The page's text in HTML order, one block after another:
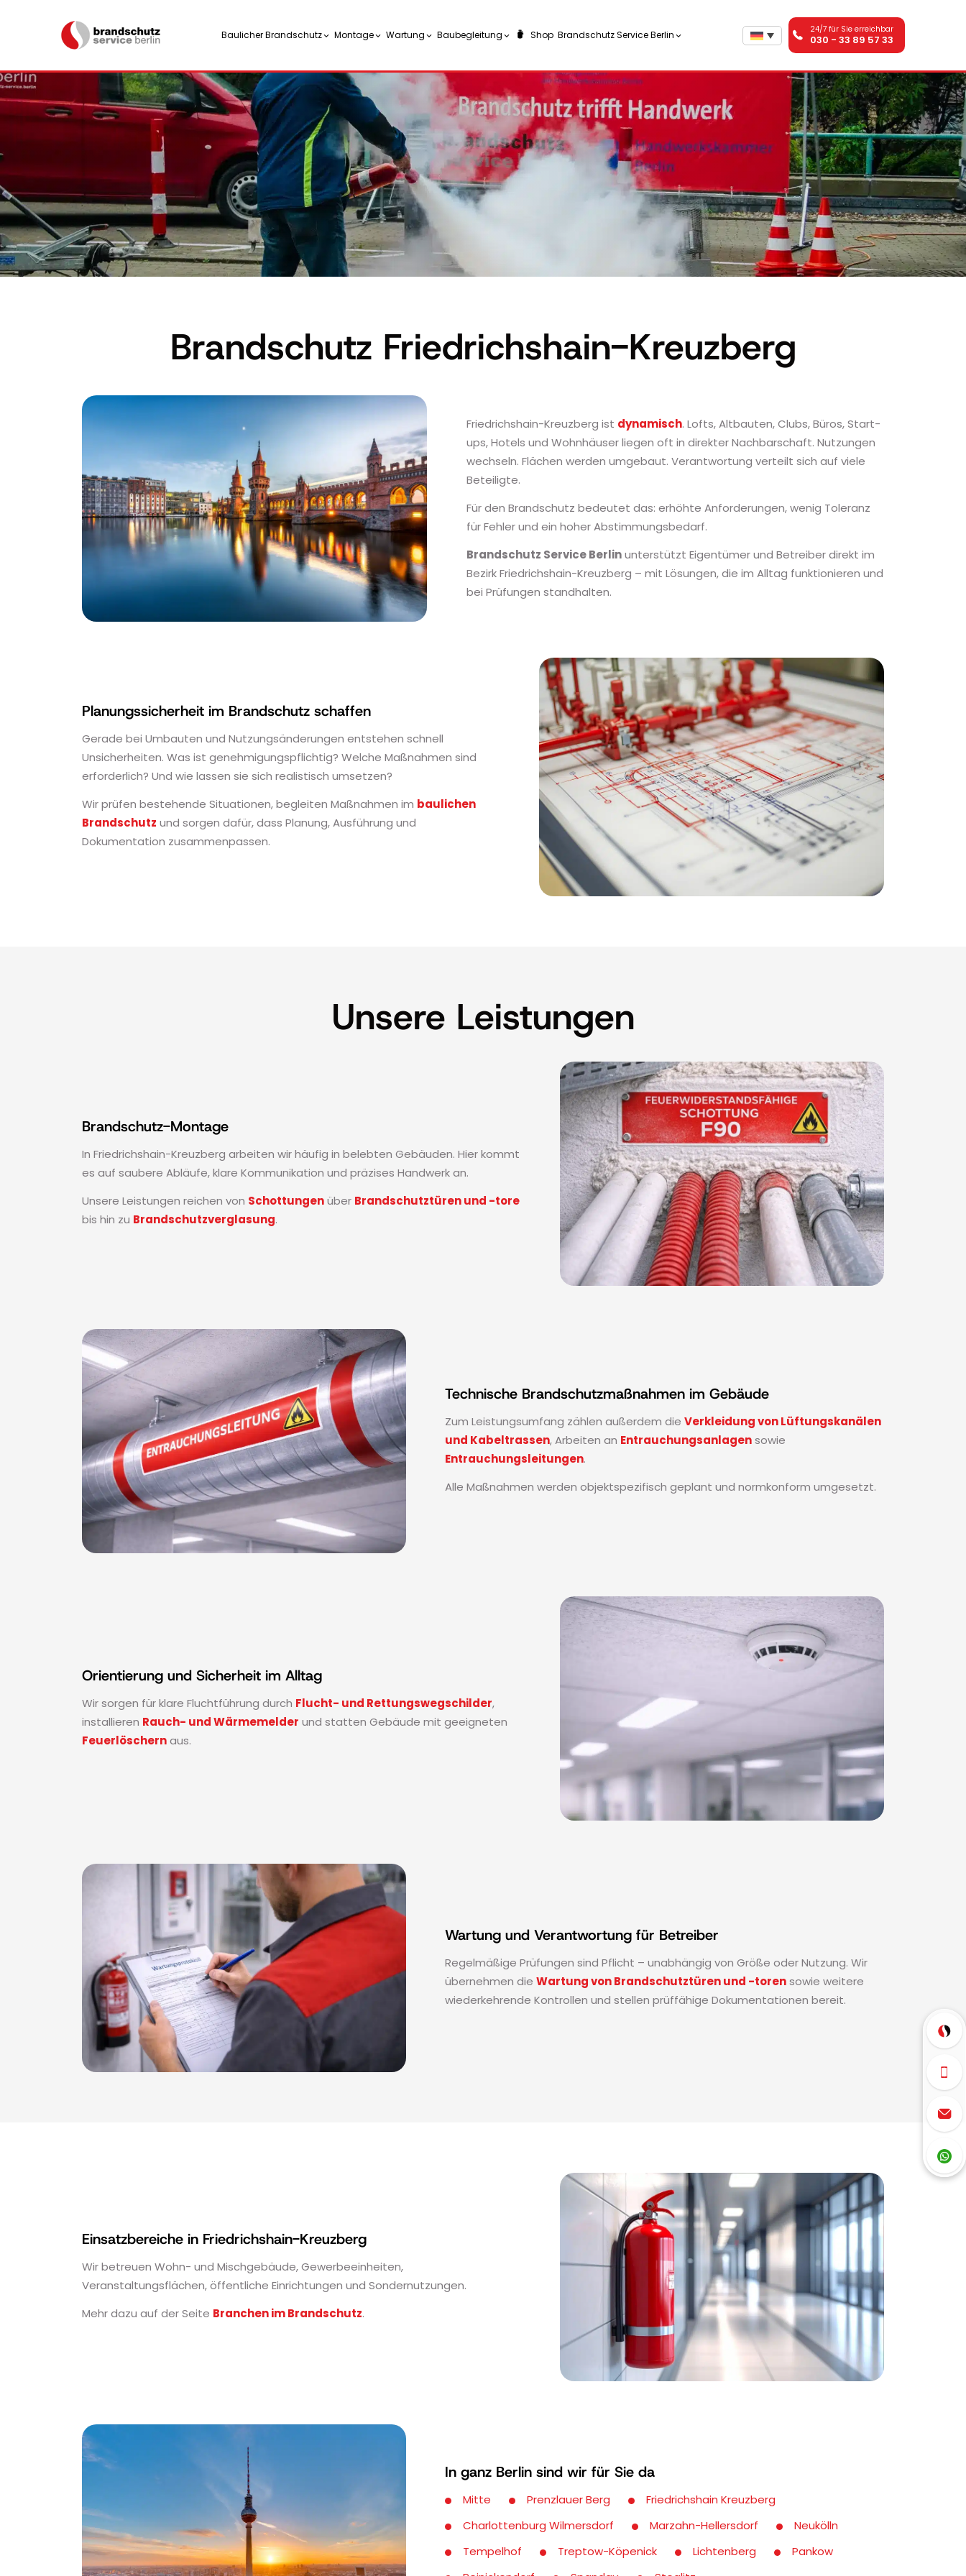
Baulicher Brandschutz Montage Wartung Baubegleitung Shop Brandschutz Service Berlin 24/7 für Sie erreichbar
030 - 33 89 57 33
Brandschutz Friedrichshain-Kreuzberg
Friedrichshain-Kreuzberg ist dynamisch. Lofts, Altbauten, Clubs, Büros, Start-
ups, Hotels und Wohnhäuser liegen oft in direkter Nachbarschaft. Nutzungen
wechseln. Flächen werden umgebaut. Verantwortung verteilt sich auf viele
Beteiligte.
Für den Brandschutz bedeutet das: erhöhte Anforderungen, wenig Toleranz
für Fehler und ein hoher Abstimmungsbedarf.
Brandschutz Service Berlinunterstützt Eigentümer und Betreiber direkt im
Bezirk Friedrichshain-Kreuzberg – mit Lösungen, die im Alltag funktionieren und
bei Prüfungen standhalten.
Planungssicherheit im Brandschutz schaffen
Gerade bei Umbauten und Nutzungsänderungen entstehen schnell
Unsicherheiten. Was ist genehmigungspflichtig? Welche Maßnahmen sind
erforderlich? Und wie lassen sie sich realistisch umsetzen?
Wir prüfen bestehende Situationen, begleiten Maßnahmen im baulichen
Brandschutz und sorgen dafür, dass Planung, Ausführung und
Dokumentation zusammenpassen.
Unsere Leistungen
Brandschutz-Montage
In Friedrichshain-Kreuzberg arbeiten wir häufig in belebten Gebäuden. Hier kommt
es auf saubere Abläufe, klare Kommunikation und präzises Handwerk an.
Unsere Leistungen reichen von Schottungenüber Brandschutztüren und -tore
bis hin zu Brandschutzverglasung.
Technische Brandschutzmaßnahmen im Gebäude
Zum Leistungsumfang zählen außerdem die Verkleidung von Lüftungskanälen
und Kabeltrassen, Arbeiten an Entrauchungsanlagensowie
Entrauchungsleitungen.
Alle Maßnahmen werden objektspezifisch geplant und normkonform umgesetzt.
Orientierung und Sicherheit im Alltag
Wir sorgen für klare Fluchtführung durch Flucht- und Rettungswegschilder,
installieren Rauch- und Wärmemelder und statten Gebäude mit geeigneten
Feuerlöschernaus.
Wartung und Verantwortung für Betreiber
Regelmäßige Prüfungen sind Pflicht – unabhängig von Größe oder Nutzung. Wir
übernehmen die Wartung von Brandschutztüren und -torensowie weitere
wiederkehrende Kontrollen und stellen prüffähige Dokumentationen bereit.
Einsatzbereiche in Friedrichshain-Kreuzberg
Wir betreuen Wohn- und Mischgebäude, Gewerbeeinheiten,
Veranstaltungsflächen, öffentliche Einrichtungen und Sondernutzungen.
Mehr dazu auf der Seite Branchen im Brandschutz.
In ganz Berlin sind wir für Sie da
Mitte Prenzlauer Berg
Friedrichshain Kreuzberg
Charlottenburg Wilmersdorf
Marzahn-Hellersdorf
Neukölln
Tempelhof
Treptow-Köpenick Lichtenberg
Pankow